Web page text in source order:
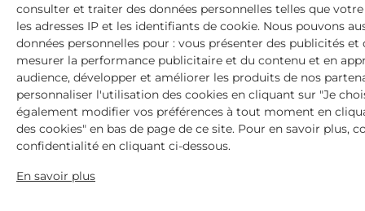
2 Échantillons offerts
dès 30€ d'achat
+ Livraison offerte
dès 59€ d'achat
consulter et traiter des données personnelles telles que
les adresses IP et les identifiants de cookie. Nous pouvons
données personnelles pour : vous présenter des publicités et
mesurer la performance publicitaire et du contenu et en
audience, développer et améliorer les produits de nos
personnaliser l'utilisation des cookies en cliquant sur "Je
également modifier vos préférences à tout moment en
des cookies" en bas de page de ce site. Pour en savoir plus,
confidentialité en cliquant ci-dessous.
En savoir plus